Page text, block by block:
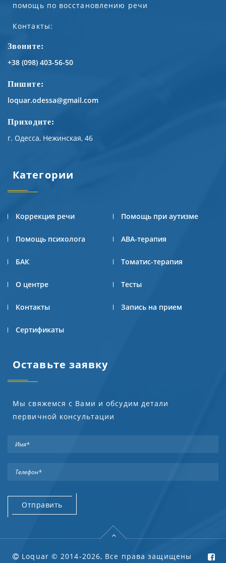
помощь по восстановлению речи
Контакты:
Звоните:
+38 (098) 403-56-50
Пишите:
loquar.odessa@gmail.com
Приходите:
г. Одесса, Нежинская, 46
Категории
Коррекция речи Помощь при аутизме
Помощь психолога АВА-терапия
БАК Томатис-терапия
О центре Тесты
Контакты Запись на прием
Сертификаты
Оставьте заявку
Мы свяжемся с Вами и обсудим детали
первичной консультации
Loquar © 2014-2026, Все права защищены